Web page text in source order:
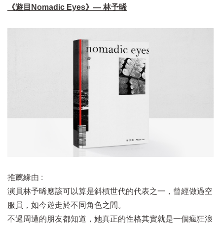
《遊目Nomadic Eyes》— 林予​晞
推薦緣由 :
演員林予晞應該可以算是斜槓世代的代表之一，曾經做過空
服員，如今遊走於不同角色之間。
不過周遭的朋友都知道，她真正的性格其實就是一個瘋狂浪